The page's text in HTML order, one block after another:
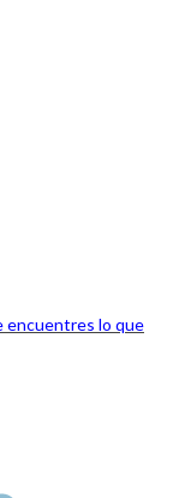
encuentres lo que